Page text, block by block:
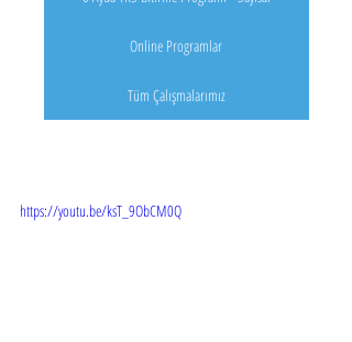
Online Programlar
Tüm Çalışmalarımız
https://youtu.be/ksT_9ObCM0Q